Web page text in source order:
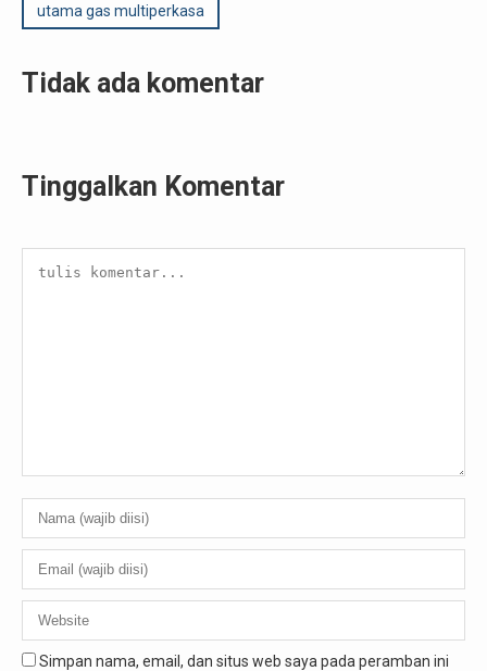
utama gas multiperkasa
Tidak ada komentar
Tinggalkan Komentar
Simpan nama, email, dan situs web saya pada peramban ini